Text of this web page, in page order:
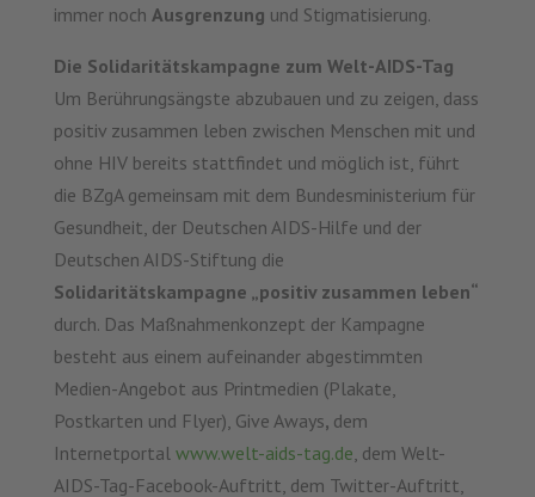
immer noch Ausgrenzung und Stigmatisierung.
Die Solidaritätskampagne zum Welt-AIDS-Tag
Um Berührungsängste abzubauen und zu zeigen, dass
positiv zusammen leben zwischen Menschen mit und
ohne HIV bereits stattfindet und möglich ist, führt
die BZgA gemeinsam mit dem Bundesministerium für
Gesundheit, der Deutschen AIDS-Hilfe und der
Deutschen AIDS-Stiftung die
Solidaritätskampagne „positiv zusammen leben“
durch. Das Maßnahmenkonzept der Kampagne
besteht aus einem aufeinander abgestimmten
Medien-Angebot aus Printmedien (Plakate,
Postkarten und Flyer), Give Aways, dem
Internetportal www.welt-aids-tag.de , dem Welt-
AIDS-Tag-Facebook-Auftritt, dem Twitter-Auftritt,